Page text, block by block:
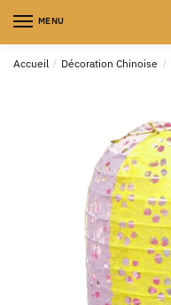
MENU
Accueil / Décoration Chinoise /